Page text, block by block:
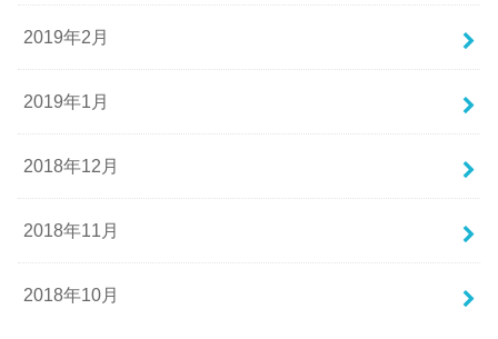
2019年2月
2019年1月
2018年12月
2018年11月
2018年10月